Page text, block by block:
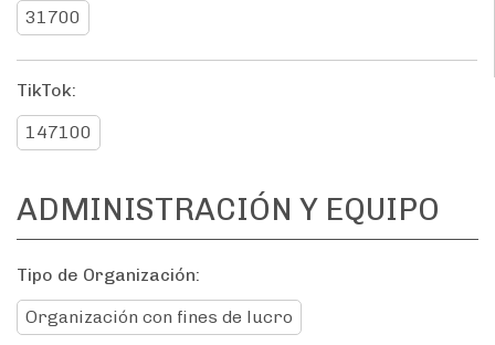
31700
TikTok:
147100
ADMINISTRACIÓN Y EQUIPO
Tipo de Organización:
Organización con fines de lucro